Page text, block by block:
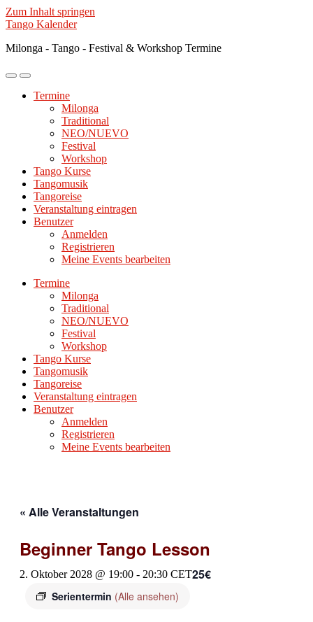
Zum Inhalt springen
Tango Kalender
Milonga - Tango - Festival & Workshop Termine
Mobile-
ein-/ausblenden
Suchfeld
ein-/ausblenden
Termine
Milonga
Traditional
NEO/NUEVO
Festival
Workshop
Tango Kurse
Tangomusik
Tangoreise
Veranstaltung eintragen
Benutzer
Anmelden
Registrieren
Meine Events bearbeiten
Termine
Milonga
Traditional
NEO/NUEVO
Festival
Workshop
Tango Kurse
Tangomusik
Tangoreise
Veranstaltung eintragen
Benutzer
Anmelden
Registrieren
Meine Events bearbeiten
« Alle Veranstaltungen
Beginner Tango Lesson
2. Oktober 2028 @ 19:00 - 20:30 CET
Serientermin (Alle ansehen)
25€